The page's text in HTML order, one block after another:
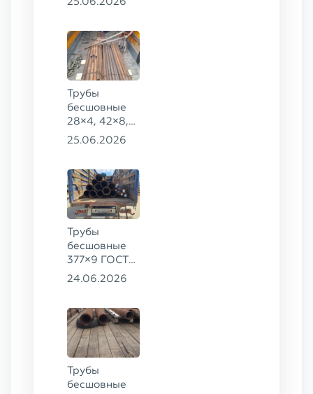
09Г2С
Трубы
бесшовные
28×4, 42×8,
73×14,
20
25.06.2026
Трубы
бесшовные
377×9 ГОСТ
8732-78, ст.
24.06.2026
Трубы
бесшовные